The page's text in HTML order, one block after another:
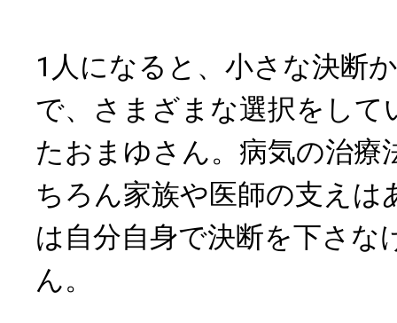
1人になると、小さな決断
で、さまざまな選択をして
たおまゆさん。病気の治療
ちろん家族や医師の支えは
は自分自身で決断を下さな
ん。